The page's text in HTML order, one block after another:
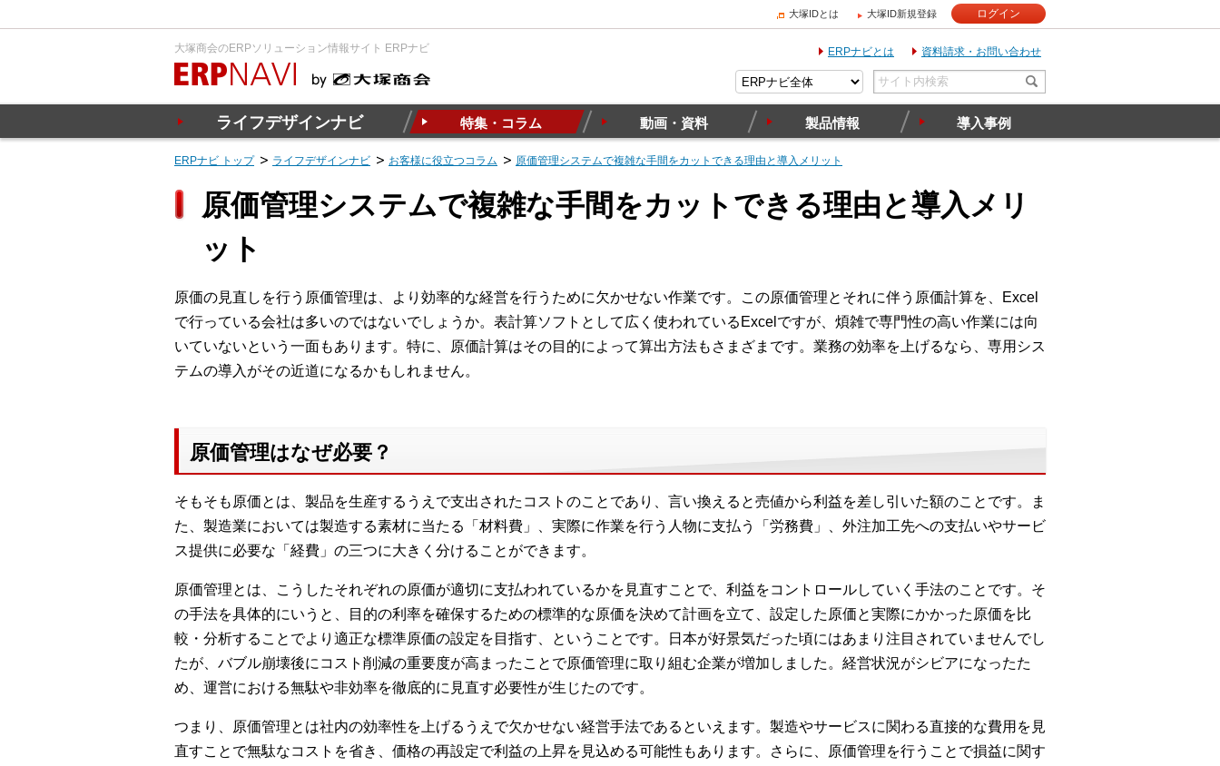
大塚IDとは 大塚ID新規登録 ログイン
大塚商会のERPソリューション情報サイト ERPナビ ERPナビとは 資料請求・お問い合わせ
ライフデザインナビ 特集・コラム 動画・資料 製品情報 導入事例
ERPナビ トップ ライフデザインナビ お客様に役立つコラム 原価管理システムで複雑な手間をカットできる理由と導入メリット
原価管理システムで複雑な手間をカットできる理由と導入メリ
ット
原価の見直しを行う原価管理は、より効率的な経営を行うために欠かせない作業です。この原価管理とそれに伴う原価計算を、Excel
で行っている会社は多いのではないでしょうか。表計算ソフトとして広く使われているExcelですが、煩雑で専門性の高い作業には向
いていないという一面もあります。特に、原価計算はその目的によって算出方法もさまざまです。業務の効率を上げるなら、専用シス
テムの導入がその近道になるかもしれません。
原価管理はなぜ必要？
そもそも原価とは、製品を生産するうえで支出されたコストのことであり、言い換えると売値から利益を差し引いた額のことです。ま
た、製造業においては製造する素材に当たる「材料費」、実際に作業を行う人物に支払う「労務費」、外注加工先への支払いやサービ
ス提供に必要な「経費」の三つに大きく分けることができます。
原価管理とは、こうしたそれぞれの原価が適切に支払われているかを見直すことで、利益をコントロールしていく手法のことです。そ
の手法を具体的にいうと、目的の利率を確保するための標準的な原価を決めて計画を立て、設定した原価と実際にかかった原価を比
較・分析することでより適正な標準原価の設定を目指す、ということです。日本が好景気だった頃にはあまり注目されていませんでし
たが、バブル崩壊後にコスト削減の重要度が高まったことで原価管理に取り組む企業が増加しました。経営状況がシビアになったた
め、運営における無駄や非効率を徹底的に見直す必要性が生じたのです。
つまり、原価管理とは社内の効率性を上げるうえで欠かせない経営手法であるといえます。製造やサービスに関わる直接的な費用を見
直すことで無駄なコストを省き、価格の再設定で利益の上昇を見込める可能性もあります。さらに、原価管理を行うことで損益に関す